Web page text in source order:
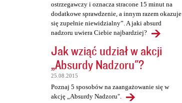
ostrzegawczy i oznacza stracone 15 minut na
dodatkowe sprawdzenie, a innym razem okazuje
się zupełnie niewidzialny”. A jaki absurd
nadzoru uwiera Ciebie najbardziej?
Jak wziąć udział w akcji
„Absurdy Nadzoru"?
25.08.2015
Poznaj 5 sposobów na zaangażowanie się w
akcję „Absurdy Nadzoru".